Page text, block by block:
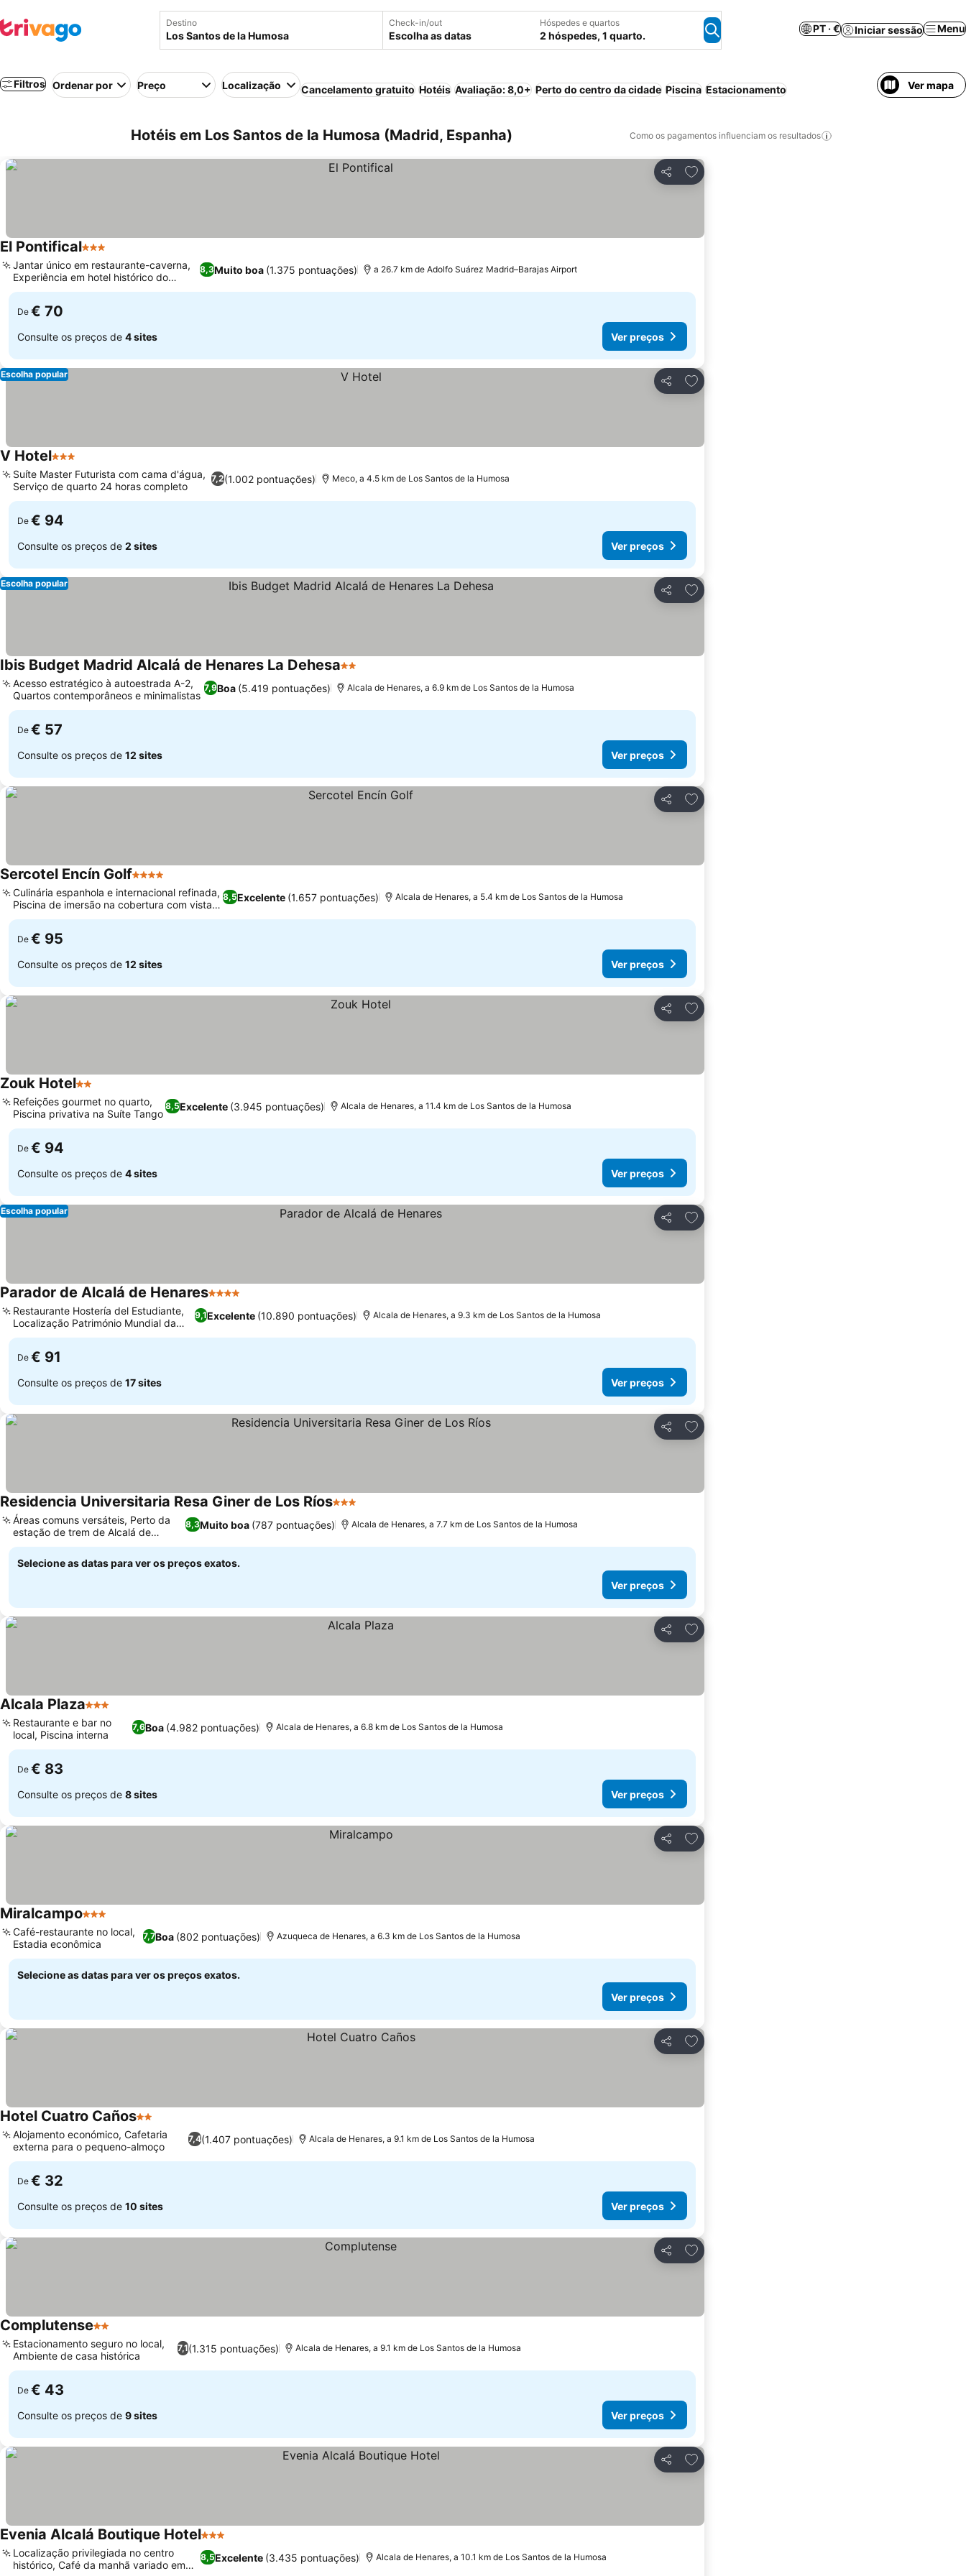
Destino Check-in/out
Escolha as datas
Hóspedes e quartos
2 hóspedes, 1 quarto.
PT · € Iniciar sessão Menu
Filtros Ordenar por Preço Localização Cancelamento gratuito Hotéis Avaliação: 8,0+ Perto do centro da cidade Piscina Estacionamento Ver mapa
Hotéis em Los Santos de la Humosa (Madrid, Espanha) Como os pagamentos influenciam os resultados
Partilhar
Adicionar aos favoritos
El Pontifical3 Estrelas
8,3Muito boa (1.375 pontuações)
Jantar único em restaurante-caverna,
Experiência em hotel histórico do
século XVIII
a 26.7 km de Adolfo Suárez Madrid–Barajas Airport
De € 70
Consulte os preços de 4 sites Ver preços
Partilhar
Adicionar aos favoritos
Escolha popular
V Hotel3 Estrelas
7,2(1.002 pontuações)
Suíte Master Futurista com cama d'água,
Serviço de quarto 24 horas completo
Meco, a 4.5 km de Los Santos de la Humosa
De € 94
Consulte os preços de 2 sites Ver preços
Partilhar
Adicionar aos favoritos
Escolha popular
Ibis Budget Madrid Alcalá de Henares La Dehesa2 Estrelas
7,9Boa (5.419 pontuações)
Acesso estratégico à autoestrada A-2,
Quartos contemporâneos e minimalistas
Alcala de Henares, a 6.9 km de Los Santos de la Humosa
De € 57
Consulte os preços de 12 sites Ver preços
Partilhar
Adicionar aos favoritos
Sercotel Encín Golf4 Estrelas
8,5Excelente (1.657 pontuações)
Culinária espanhola e internacional refinada,
Piscina de imersão na cobertura com vista
para o golfe
Alcala de Henares, a 5.4 km de Los Santos de la Humosa
De € 95
Consulte os preços de 12 sites Ver preços
Partilhar
Adicionar aos favoritos
Zouk Hotel2 Estrelas
8,5Excelente (3.945 pontuações)
Refeições gourmet no quarto,
Piscina privativa na Suíte Tango
Alcala de Henares, a 11.4 km de Los Santos de la Humosa
De € 94
Consulte os preços de 4 sites Ver preços
Partilhar
Adicionar aos favoritos
Escolha popular
Parador de Alcalá de Henares4 Estrelas
9,1Excelente (10.890 pontuações)
Restaurante Hostería del Estudiante,
Localização Património Mundial da
UNESCO
Alcala de Henares, a 9.3 km de Los Santos de la Humosa
De € 91
Consulte os preços de 17 sites Ver preços
Partilhar
Adicionar aos favoritos
Residencia Universitaria Resa Giner de Los Ríos3 Estrelas
8,3Muito boa (787 pontuações)
Áreas comuns versáteis, Perto da
estação de trem de Alcalá de
Henares
Alcala de Henares, a 7.7 km de Los Santos de la Humosa
Selecione as datas para ver os preços exatos.
Ver preços
Partilhar
Adicionar aos favoritos
Alcala Plaza3 Estrelas
7,6Boa (4.982 pontuações)
Restaurante e bar no
local, Piscina interna
Alcala de Henares, a 6.8 km de Los Santos de la Humosa
De € 83
Consulte os preços de 8 sites Ver preços
Partilhar
Adicionar aos favoritos
Miralcampo3 Estrelas
7,7Boa (802 pontuações)
Café-restaurante no local,
Estadia econômica
Azuqueca de Henares, a 6.3 km de Los Santos de la Humosa
Selecione as datas para ver os preços exatos.
Ver preços
Partilhar
Adicionar aos favoritos
Hotel Cuatro Caños2 Estrelas
7,4(1.407 pontuações)
Alojamento económico, Cafetaria
externa para o pequeno-almoço
Alcala de Henares, a 9.1 km de Los Santos de la Humosa
De € 32
Consulte os preços de 10 sites Ver preços
Partilhar
Adicionar aos favoritos
Complutense2 Estrelas
7,1(1.315 pontuações)
Estacionamento seguro no local,
Ambiente de casa histórica
Alcala de Henares, a 9.1 km de Los Santos de la Humosa
De € 43
Consulte os preços de 9 sites Ver preços
Partilhar
Adicionar aos favoritos
Evenia Alcalá Boutique Hotel3 Estrelas
8,5Excelente (3.435 pontuações)
Localização privilegiada no centro
histórico, Café da manhã variado em
Alcala de Henares, a 10.1 km de Los Santos de la Humosa